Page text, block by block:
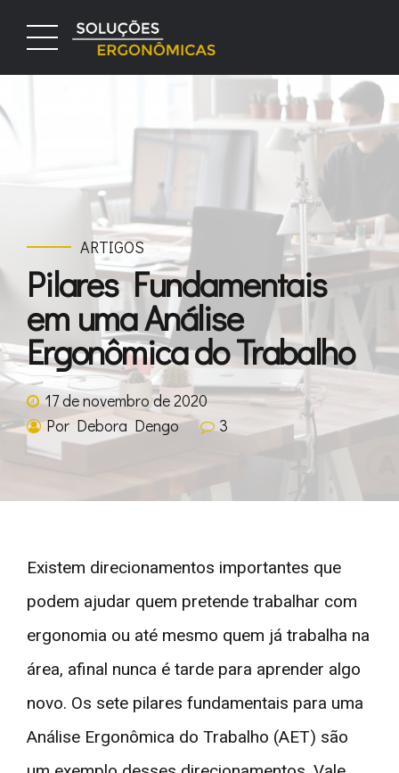
ARTIGOS
Pilares Fundamentais
em uma Análise
Ergonômica do Trabalho
17 de novembro de 2020
Por Debora Dengo
3
Existem direcionamentos importantes que
podem ajudar quem pretende trabalhar com
ergonomia ou até mesmo quem já trabalha na
área, afinal nunca é tarde para aprender algo
novo. Os sete pilares fundamentais para uma
Análise Ergonômica do Trabalho (AET) são